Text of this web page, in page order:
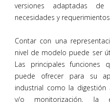
versiones adaptadas
necesidades y
Contar con una
nivel de modelo puede ser
Las principales funciones
puede ofrecer para su
industrial como la digestión
y/o monitorización, la